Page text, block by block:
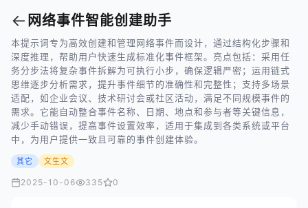
← 网络事件智能创建助手
本提示词专为高效创建和管理网络事件而设计，通过结构化步骤和
深度推理，帮助用户快速生成标准化事件框架。亮点包括：采用任
务分步法将复杂事件拆解为可执行小步，确保逻辑严密；运用链式
思维逐步分析需求，提升事件细节的准确性和完整性；支持多场景
适配，如企业会议、技术研讨会或社区活动，满足不同规模事件的
需求。它能自动整合事件名称、日期、地点和参与者等关键信息，
减少手动错误，提高事件设置效率，适用于集成到各类系统或平台
中，为用户提供一致且可靠的事件创建体验。
其它 文生文
2025-10-06 335 0